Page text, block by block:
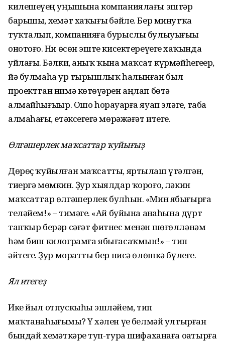
килешеүҙең уңышына компаниялағы эштәр
барышы, хеҙмәт хаҡығыҙ бәйле. Бер минутҡа
туҡталып, компанияға бурыслы булыуығыҙҙы
онотоғоҙ. Ни өсөн эште кисектереүегеҙ хаҡында
уйлағыҙ. Бәлки, аныҡ ҡына маҡсат күр­мәйһегеҙҙер,
йә булмаһа ҙур тырышлыҡ һалынған был
проекттан нимә көтөүҙәрен аңлап бөтә
алмайһығыҙҙыр. Ошо һорауҙарға яуап эҙләгеҙ, таба
алмаһағыҙ, етәксегеҙгә мөрәжәғәт итегеҙ.
Өлгәшерлек маҡсаттар ҡуйығыҙ
Дөрөҫ ҡуйылған маҡсатты, яртылаш үтәлгән,
тиергә мөмкин. Ҙур хыялдар ҡороғоҙ, ләкин
маҡсаттар өлгәшерлек булһын. «Мин ябығырға
теләйем!» – тимәгеҙ. «Ай буйына аҙнаһына дүрт
тапҡыр берәр сәғәт фитнес менән шөғөлләнәм
һәм биш килограмға ябығасаҡмын!» – тип
әйтегеҙ. Ҙур моратты бер нисә өлөшкә бүлегеҙ.
Ял итегеҙ
Ике йыл отпускыһыҙ эшләйем, тип
маҡтанаһығыҙмы? Үҙ хәлен үҙе белмәй ултырған
бындай хеҙмәткәрҙе туп-тура шифаханаға оҙатырға